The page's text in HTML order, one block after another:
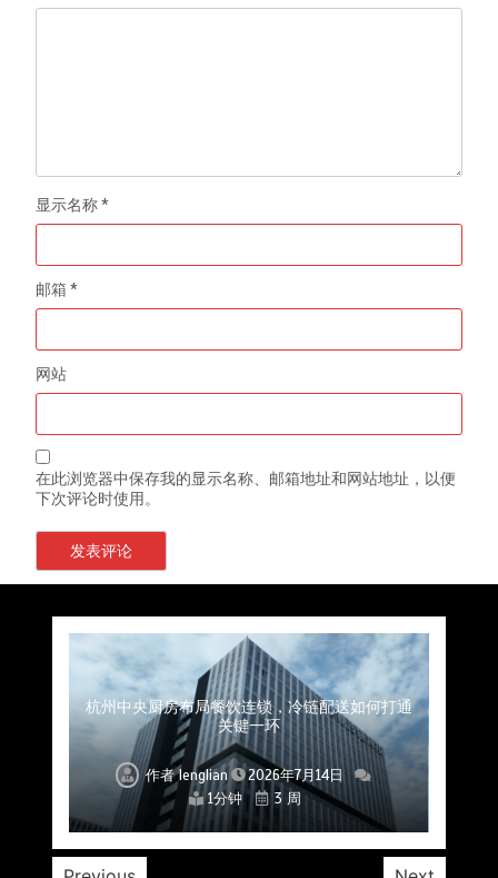
显示名称*
邮箱*
网站
在此浏览器中保存我的显示名称、邮箱地址和网站地址，以便
下次评论时使用。
上海餐饮连锁加速，冷链配送如何破解冻品食材
流通难题？
作者lenglian
2026年7月14日
1分钟
3 周
杭州中央厨房布局餐饮连锁，冷链配送如何打通
关键一环
作者lenglian
2026年7月14日
1分钟
3 周
北京餐饮企业如何选择冷链公司？
作者lenglian
2026年7月14日
1分钟
3 周
深圳冷链物流如何护航餐饮连锁？冻品食材流通
全解析
作者lenglian
2026年7月14日
1分钟
3 周
北京餐饮仓配一体化的核心价值与落地实践解析
作者lenglian
2026年7月14日
1分钟
3 周
武汉冻品配送三要素：控温、时效、低成本如何
兼得？
作者lenglian
2026年7月14日
1分钟
3 周
重庆冷链布局解冻食材运输密码，餐饮连锁如何
稳控品质？
作者lenglian
2026年7月14日
1分钟
3 周